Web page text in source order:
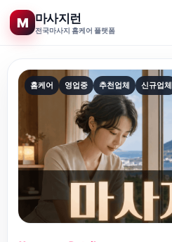
M 마사지런
전국마사지 홈케어 플랫폼
홈케어 영업중 추천업체 신규업체